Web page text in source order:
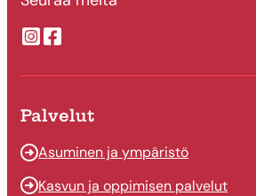
Suonenjoen kaupungin Instragram
Suonenjoen kaupungin Facebook
Palvelut
Asuminen ja ympäristö
Kasvun ja oppimisen palvelut